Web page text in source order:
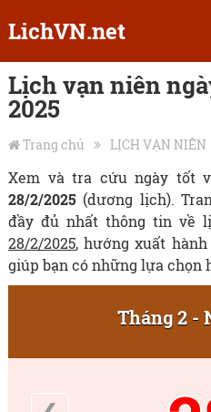
LichVN.net
Lịch vạn niên
2025
Trang chủ LỊCH VẠN NIÊN
Xem và tra cứu ngày tốt
28/2/2025 (dương lịch).
đầy đủ nhất thông tin về
28/2/2025, hướng xuất
giúp bạn có những lựa chọn
Tháng 2 -